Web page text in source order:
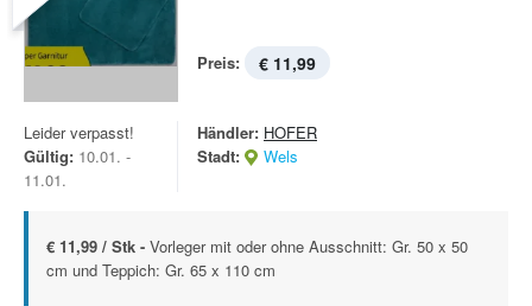
Preis: € 11,99
Leider verpasst!
Gültig: 10.01. -
11.01.
Händler: HOFER
Stadt:
Wels
€ 11,99 / Stk - Vorleger mit oder ohne Ausschnitt: Gr. 50 x 50
cm und Teppich: Gr. 65 x 110 cm